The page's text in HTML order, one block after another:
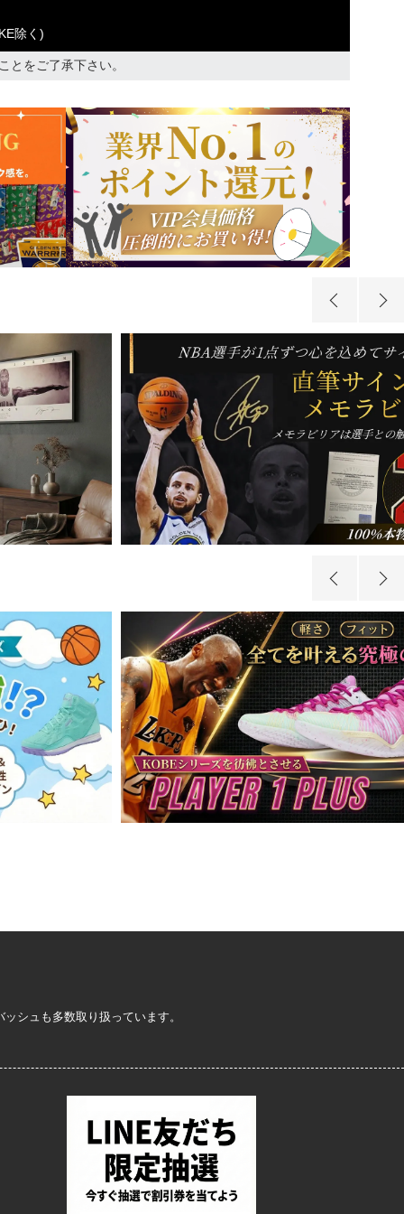
除く)
とをご了承下さい。
シュも多数取り扱っています。